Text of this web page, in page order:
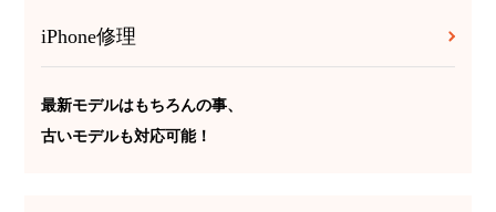
iPhone修理
最新モデルはもちろんの事、
古いモデルも対応可能！